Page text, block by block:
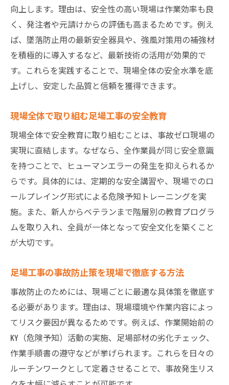
向上します。理由は、安全性の高い現場は作業効率も良
く、発注者や元請けからの評価も高まるためです。例え
ば、墜落防止用の最新安全器具や、強風対策用の補強材
を積極的に導入するなど、最新技術の活用が効果的で
す。これらを実践することで、現場全体の安全水準を底
上げし、安定した品質と信頼を獲得できます。
現場全体で取り組む足場工事の安全教育
現場全体で安全教育に取り組むことは、事故ゼロ現場の
実現に直結します。なぜなら、全作業員が同じ安全意識
を持つことで、ヒューマンエラーの発生を抑えられるか
らです。具体的には、定期的な安全講習や、現場でのロ
ールプレイング形式による危険予知トレーニングを実
施。また、新人からベテランまで階層別の教育プログラ
ムを取り入れ、全員が一体となって安全文化を築くこと
が大切です。
足場工事の事故防止策を現場で徹底する方法
事故防止のためには、現場ごとに最適な具体策を徹底す
る必要があります。理由は、現場環境や作業内容によっ
てリスク要因が異なるためです。例えば、作業開始前の
KY（危険予知）活動の実施、足場部材の劣化チェック、
作業手順書の遵守などが挙げられます。これらを日々の
ルーチンワークとして定着させることで、事故発生リス